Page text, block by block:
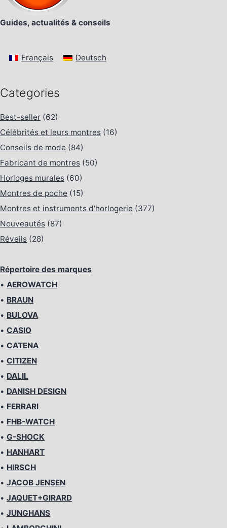
Guides, actualités & conseils
Français Deutsch
Categories
Best-seller (62)
Célébrités et leurs montres (16)
Conseils de mode (84)
Fabricant de montres (50)
Horloges murales (60)
Montres de poche (15)
Montres et instruments d'horlogerie (377)
Nouveautés (87)
Réveils (28)
Répertoire des marques
• AEROWATCH
• BRAUN
• BULOVA
• CASIO
• CATENA
• CITIZEN
• DALIL
• DANISH DESIGN
• FERRARI
• FHB-WATCH
• G-SHOCK
• HANHART
• HIRSCH
• JACOB JENSEN
• JAQUET+GIRARD
• JUNGHANS